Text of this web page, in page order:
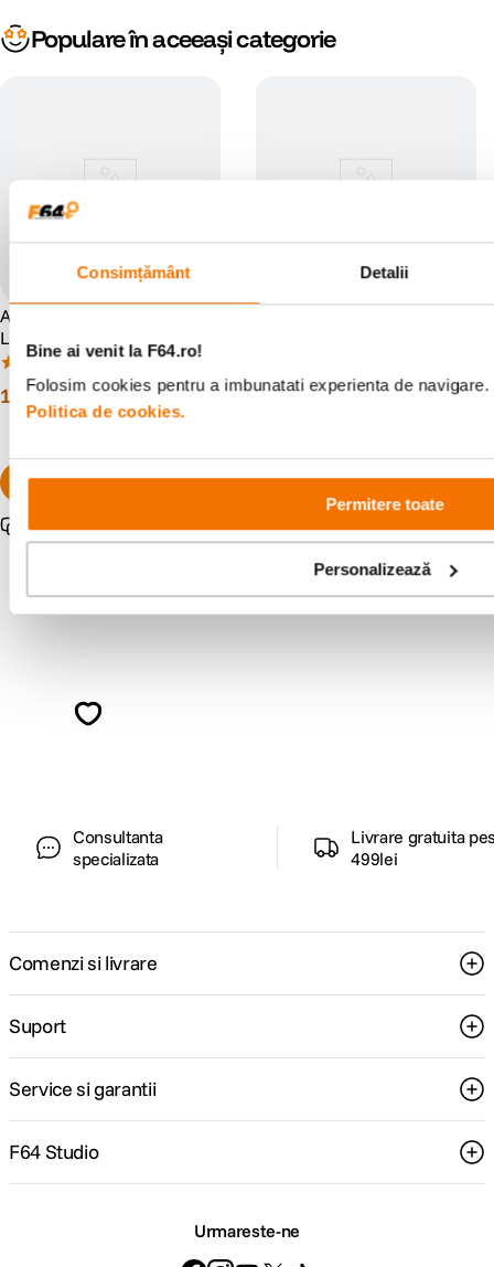
Consimțământ Detalii
Bine ai venit la F64.ro!
Folosim cookies pentru a imbunatati experienta de
Politica de cookies.
Permitere toate
Personalizează
Populare în aceeași categorie
Alimentator pentru Lampile
LED308/LED308II/LED500L
R/LEDP260C(9)
101 00 lei
Pachet promo disponibil
20200 lei
Consultanta
specializata
Livrare gratuita
499lei
Comenzi si livrare
Suport
Service si garantii
F64 Studio
Urmareste-ne